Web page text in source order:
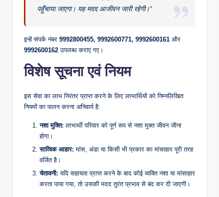
पहुँचाया जाएगा। यह मदद आजीवन जारी रहेगी।”
इन्हें संपर्क नंबर 9992800455, 9992600771, 9992600161 और
9992600162 उपलब्ध कराए गए।
​विशेष सूचना एवं नियम
​इस सेवा का लाभ निरंतर प्राप्त करने के लिए लाभार्थियों को निम्नलिखित
नियमों का पालन करना अनिवार्य है:
नशा मुक्ति: लाभार्थी परिवार को पूर्ण रूप से नशा मुक्त जीवन जीना
होगा।
सात्विक आहार: मांस, अंडा या किसी भी प्रकार का मांसाहार पूरी तरह
वर्जित है।
चेतावनी: यदि सहायता प्राप्त करने के बाद कोई व्यक्ति नशा या मांसाहार
करता पाया गया, तो उसकी मदद तुरंत प्रभाव से बंद कर दी जाएगी।